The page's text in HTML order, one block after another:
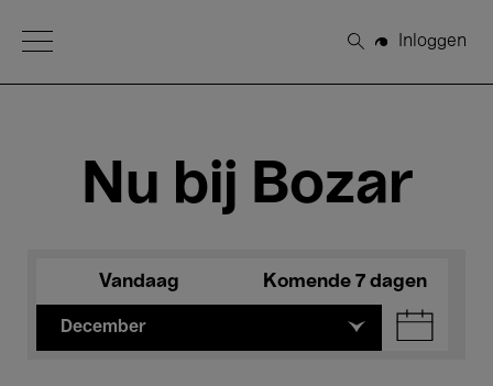
Open Menu
Zoeken
Inloggen
Nu bij Bozar
Vandaag Komende 7 dagen
December